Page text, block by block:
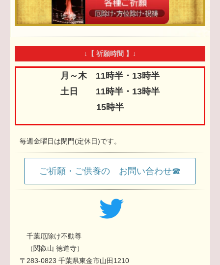
↓【 祈願時間 】↓
月～木 11時半・13時半
土日 11時半・13時半
15時半
毎週金曜日は閉門(定休日)です。
ご祈願・ご供養の お問い合わせ☎
千葉厄除け不動尊
（関叡山 徳道寺）
〒283-0823 千葉県東金市山田1210